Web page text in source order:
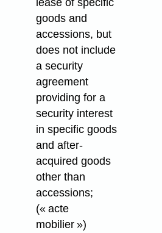
goods and
accessions, but
does not include
a security
agreement
providing for a
security interest
in specific goods
and after-
acquired goods
other than
accessions;
(« acte
mobilier »)